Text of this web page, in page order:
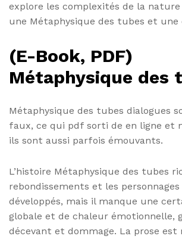
explore les complexités de la nature
une Métaphysique des tubes et une
(E-Book, PDF)
Métaphysique des
Métaphysique des tubes dialogues
faux, ce qui pdf sorti de en ligne et
ils sont aussi parfois émouvants.
L’histoire Métaphysique des tubes
rebondissements et les
développés, mais il manque une
globale et de chaleur émotionnelle,
décevant et dommage. La prose est